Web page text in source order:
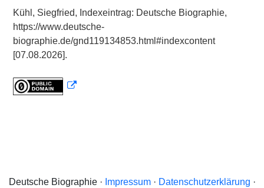
Kühl, Siegfried, Indexeintrag: Deutsche Biographie,
https://www.deutsche-
biographie.de/gnd119134853.html#indexcontent
[07.08.2026].
Deutsche Biographie · Impressum· Datenschutzerklärung ·